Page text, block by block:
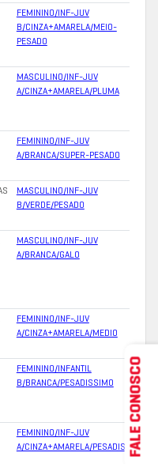
FEMININO/INF-JUV
B/CINZA+AMARELA/MEIO-
PESADO
MASCULINO/INF-JUV
A/CINZA+AMARELA/PLUMA
FEMININO/INF-JUV
A/BRANCA/SUPER-PESADO
MASCULINO/INF-JUV
B/VERDE/PESADO
MASCULINO/INF-JUV
A/BRANCA/GALO
FEMININO/INF-JUV
A/CINZA+AMARELA/MEDIO
FEMININO/INFANTIL
B/BRANCA/PESADISSIMO
FEMININO/INF-JUV
A/CINZA+AMARELA/PESADISSIMO
FALE CONOSCO